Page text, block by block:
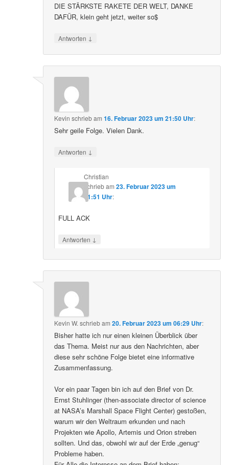
DIE STÄRKSTE RAKETE DER WELT, DANKE
DAFÜR, klein geht jetzt, weiter so$
Antworten ↓
Kevin schriebam16. Februar 2023 um 21:50 Uhr:
Sehr geile Folge. Vielen Dank.
Antworten ↓
Christian
schriebam 23. Februar 2023 um
21:51 Uhr:
FULL ACK
Antworten ↓
Kevin W. schriebam20. Februar 2023 um 06:29 Uhr:
Bisher hatte ich nur einen kleinen Überblick über
das Thema. Meist nur aus den Nachrichten, aber
diese sehr schöne Folge bietet eine informative
Zusammenfassung.
Vor ein paar Tagen bin ich auf den Brief von Dr.
Ernst Stuhlinger (then-associate director of science
at NASA’s Marshall Space Flight Center) gestoßen,
warum wir den Weltraum erkunden und nach
Projekten wie Apollo, Artemis und Orion streben
sollten. Und das, obwohl wir auf der Erde „genug“
Probleme haben.